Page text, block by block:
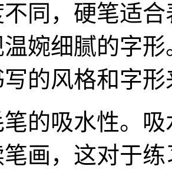
同，硬笔适
婉细腻的字
的风格和字
的吸水性。
画，这对于